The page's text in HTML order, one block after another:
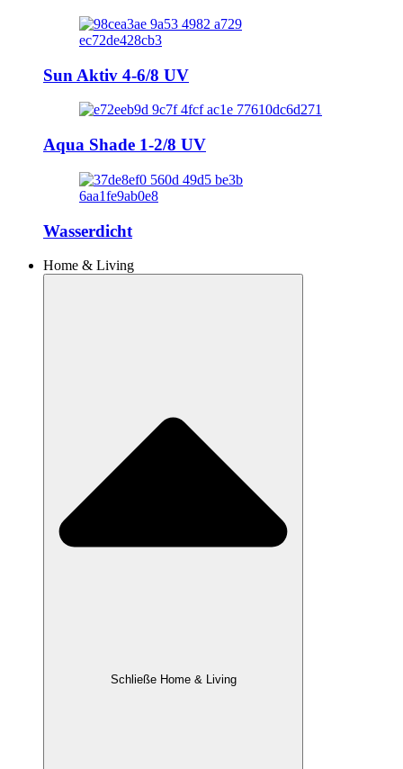
Sun Aktiv 4-6/8 UV
Aqua Shade 1-2/8 UV
Wasserdicht
Home & Living
Schließe Home & Living